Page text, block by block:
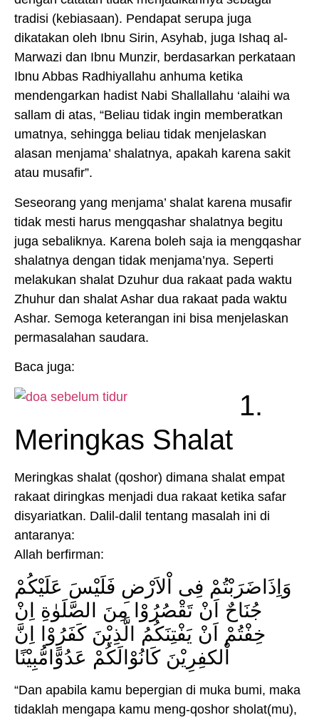
tradisi (kebiasaan). Pendapat serupa juga
dikatakan oleh Ibnu Sirin, Asyhab, juga Ishaq al-
Marwazi dan Ibnu Munzir, berdasarkan perkataan
Ibnu Abbas Radhiyallahu anhuma ketika
mendengarkan hadist Nabi Shallallahu ‘alaihi wa
sallam di atas, “Beliau tidak ingin memberatkan
umatnya, sehingga beliau tidak menjelaskan
alasan menjama’ shalatnya, apakah karena sakit
atau musafir”.
Seseorang yang menjama’ shalat karena musafir
tidak mesti harus mengqashar shalatnya begitu
juga sebaliknya. Karena boleh saja ia mengqashar
shalatnya dengan tidak menjama’nya. Seperti
melakukan shalat Dzuhur dua rakaat pada waktu
Zhuhur dan shalat Ashar dua rakaat pada waktu
Ashar. Semoga keterangan ini bisa menjelaskan
permasalahan saudara.
Baca juga:
1.
Meringkas Shalat
Meringkas shalat (qoshor) dimana shalat empat
rakaat diringkas menjadi dua rakaat ketika safar
disyariatkan. Dalil-dalil tentang masalah ini di
antaranya:
Allah berfirman:
وَاِذَاضَرَبْتُمْ فِى اْلاَرْضِ فَلَيْسَ عَلَيْكُمْ
جُنَاحٌ اَنْ تَقْصُرُوْا مِنَ الصَّلَوٰةِ اِنْ
خِفْتُمْ اَنْ يَفْتِنَكُمُ الَّذِيْنَ كَفَرُوْا اِنَّ
اْلكفِرِيْنَ كَانُوْالَكُمْ عَدُوًّامُّبِيْنًا
“Dan apabila kamu bepergian di muka bumi, maka
tidaklah mengapa kamu meng-qoshor sholat(mu),